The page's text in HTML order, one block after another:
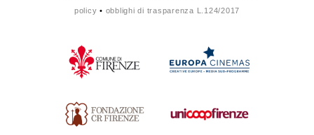
policy • obblighi di trasparenza L.124/2017